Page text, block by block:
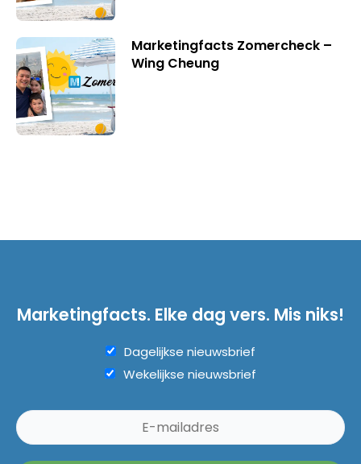
Marketingfacts Zomercheck –
Wing Cheung
Marketingfacts. Elke dag vers. Mis niks!
Dagelijkse nieuwsbrief
Wekelijkse nieuwsbrief